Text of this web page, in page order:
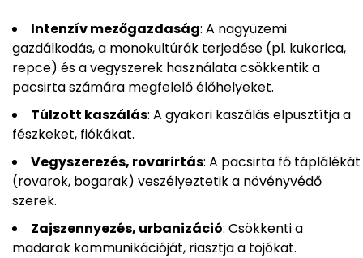
Intenzív mezőgazdaság: A nagyüzemi
gazdálkodás, a monokultúrák terjedése (pl. kukorica,
repce) és a vegyszerek használata csökkentik a
pacsirta számára megfelelő élőhelyeket.
Túlzott kaszálás: A gyakori kaszálás elpusztítja a
fészkeket, fiókákat.
Vegyszerezés, rovarirtás: A pacsirta fő táplálékát
(rovarok, bogarak) veszélyeztetik a növényvédő
szerek.
Zajszennyezés, urbanizáció: Csökkenti a
madarak kommunikációját, riasztja a tojókat.